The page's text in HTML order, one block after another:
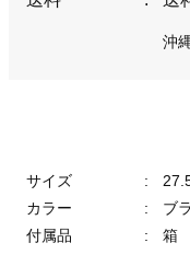
沖
サイズ :
カラー
:
ブ
付属品
: 箱